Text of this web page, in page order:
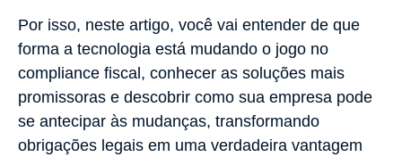
Por isso, neste artigo, você vai entender de que
forma a tecnologia está mudando o jogo no
compliance fiscal, conhecer as soluções mais
promissoras e descobrir como sua empresa pode
se antecipar às mudanças, transformando
obrigações legais em uma verdadeira vantagem